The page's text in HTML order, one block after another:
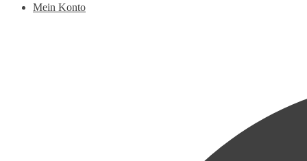
Mein Konto